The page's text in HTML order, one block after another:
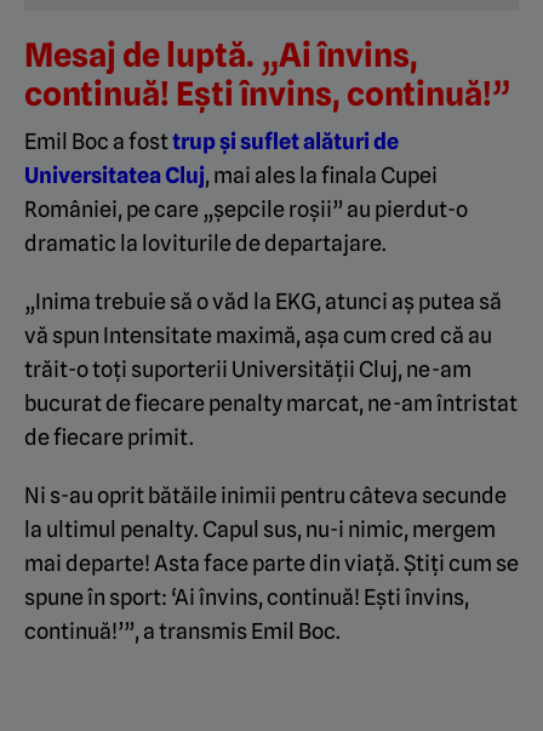
Mesaj de luptă. „Ai învins,
continuă! Ești învins, continuă!”
Emil Boc a fosttrup și suflet alături de
Universitatea Cluj, mai ales la finala Cupei
României, pe care „șepcile roșii” au pierdut-o
dramatic la loviturile de departajare.
„Inima trebuie să o văd la EKG, atunci aș putea să
vă spun Intensitate maximă, așa cum cred că au
trăit-o toți suporterii Universității Cluj, ne-am
bucurat de fiecare penalty marcat, ne-am întristat
de fiecare primit.
Ni s-au oprit bătăile inimii pentru câteva secunde
la ultimul penalty. Capul sus, nu-i nimic, mergem
mai departe! Asta face parte din viață. Știți cum se
spune în sport: ‘Ai învins, continuă! Ești învins,
continuă!’”, a transmis Emil Boc.